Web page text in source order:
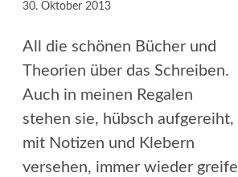
30. Oktober 2013
All die schönen Bücher und
Theorien über das Schreiben.
Auch in meinen Regalen
stehen sie, hübsch aufgereiht,
mit Notizen und Klebern
versehen, immer wieder greife